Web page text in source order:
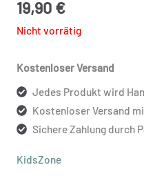
19,90 €
Nicht vorrätig
Kostenloser Versand
Jedes Produkt wird
Kostenloser Versand
Sichere Zahlung durch
KidsZone